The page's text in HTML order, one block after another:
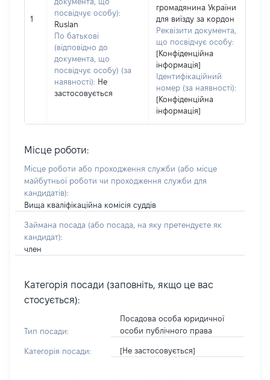
1
посвідчує особу):
Ruslan
По батькові
(відповідно до
документа, що
посвідчує особу) (за
наявності): Не
застосовується
громадянина України
для виїзду за кордон
Реквізити документа,
що посвідчує особу:
[Конфіденційна
інформація]
Ідентифікаційний
номер (за наявності):
[Конфіденційна
інформація]
Місце роботи:
Місце роботи або проходження служби (або місце
майбутньої роботи чи проходження служби для
кандидатів):
Вища кваліфікаційна комісія суддів
Займана посада (або посада, на яку претендуєте як
кандидат):
член
Категорія посади (заповніть, якщо це вас
стосується):
Тип посади:
Посадова особа юридичної
особи публічного права
Категорія посади: [Не застосовується]